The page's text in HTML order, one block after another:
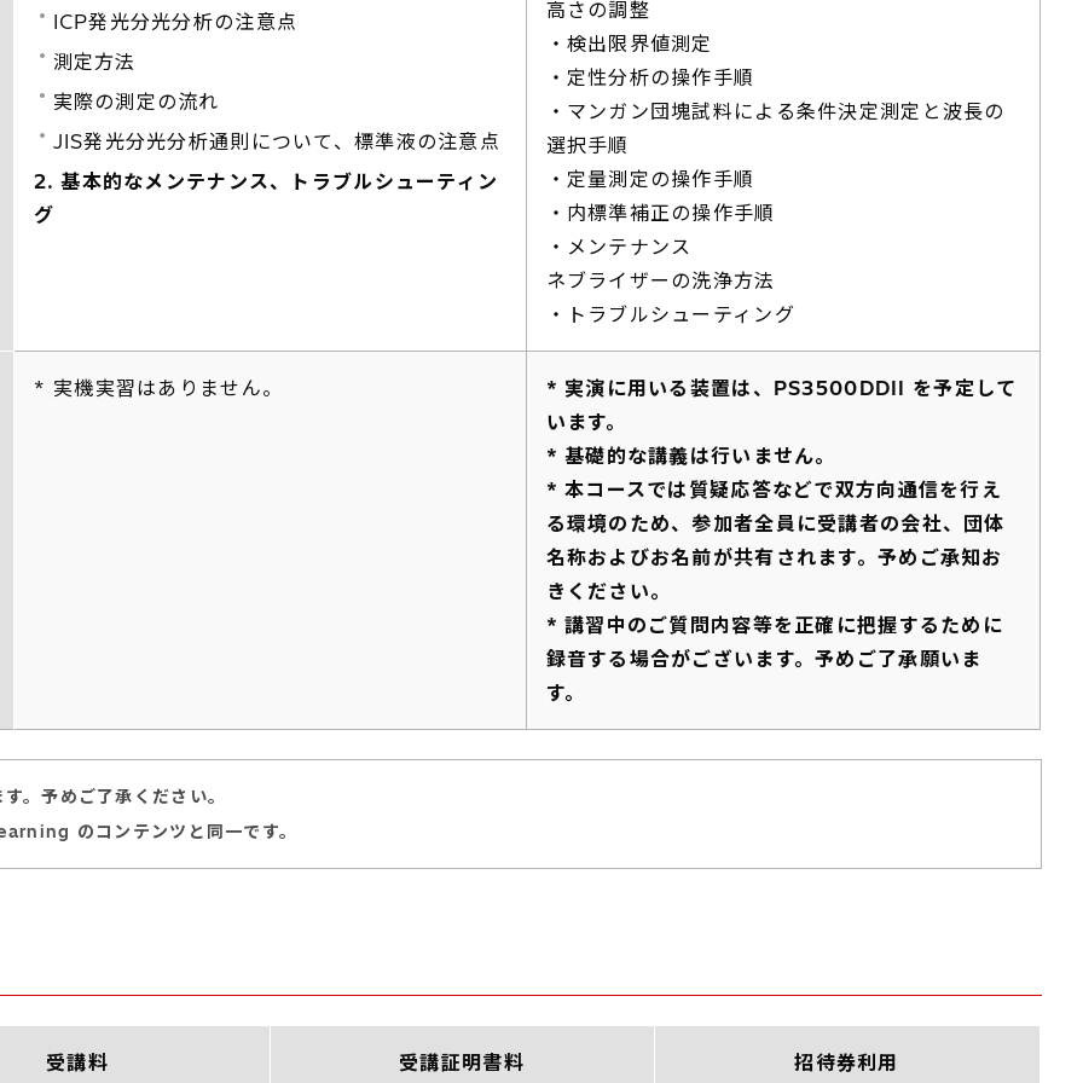
ICP発光分光分析の注意点
測定方法
実際の測定の流れ
JIS発光分光分析通則について、標準液の注意点
2. 基本的なメンテナンス、トラブルシューティン
グ
高さの調整
・検出限界値測定
・定性分析の操作手順
・マンガン団塊試料による条件決定測定と波長の
選択手順
・定量測定の操作手順
・内標準補正の操作手順
・メンテナンス
ネブライザーの洗浄方法
・トラブルシューティング
* 実機実習はありません。
* 実演に用いる装置は、PS3500DDII を予定して
います。
* 基礎的な講義は行いません。
* 本コースでは質疑応答などで双方向通信を行え
る環境のため、参加者全員に受講者の会社、団体
名称およびお名前が共有されます。予めご承知お
きください。
* 講習中のご質問内容等を正確に把握するために
録音する場合がございます。予めご了承願いま
す。
。予めご了承ください。
のコンテンツと同一です。
受講料 受講証明書料 招待券利用